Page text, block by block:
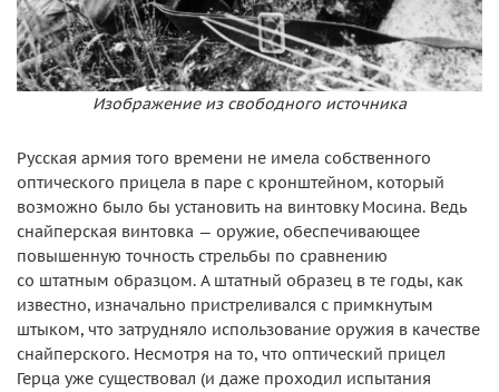
Изображение из свободного источника
Русская армия того времени не имела собственного
оптического прицела в паре с кронштейном, который
возможно было бы установить на винтовку Мосина. Ведь
снайперская винтовка — оружие, обеспечивающее
повышенную точность стрельбы по сравнению
со штатным образцом. А штатный образец в те годы, как
известно, изначально пристреливался с примкнутым
штыком, что затрудняло использование оружия в качестве
снайперского. Несмотря на то, что оптический прицел
Герца уже существовал (и даже проходил испытания